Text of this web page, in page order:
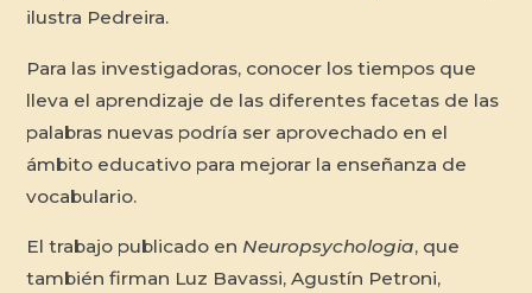
ilustra Pedreira.
Para las investigadoras, conocer los tiempos que
lleva el aprendizaje de las diferentes facetas de las
palabras nuevas podría ser aprovechado en el
ámbito educativo para mejorar la enseñanza de
vocabulario.
El trabajo publicado en Neuropsychologia, que
también firman Luz Bavassi, Agustín Petroni,